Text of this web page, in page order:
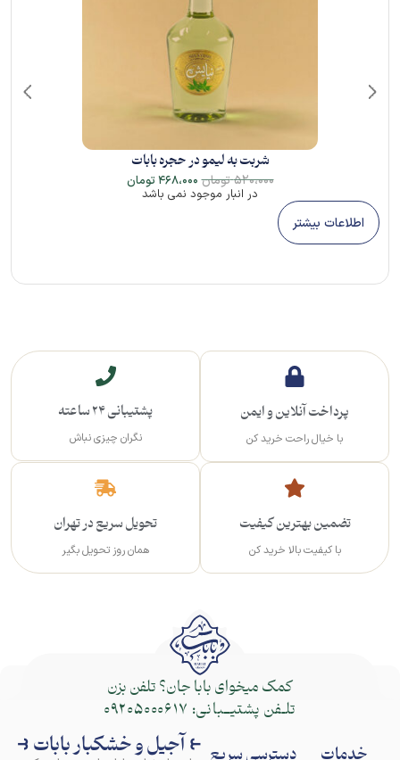
شربت به لیمو در حجره بابات
۵۲۰،۰۰۰تومان ۴۶۸،۰۰۰ تومان
در انبار موجود نمی باشد
اطلاعات بیشتر
پرداخت آنلاین و ایمن
با خیال راحت خرید کن
پشتیبانی 24 ساعته
نگران چیزی نباش
تضمین بهترین کیفیت
با کیفیت بالا خرید کن
تحویل سریع در تهران
همان روز تحویل بگیر
کمک میخوای بابا جان؟ تلفن بزن
تلـفن پشتیــبانی: 09205000617
⥼ آجیل و خشکبار بابات ⥽